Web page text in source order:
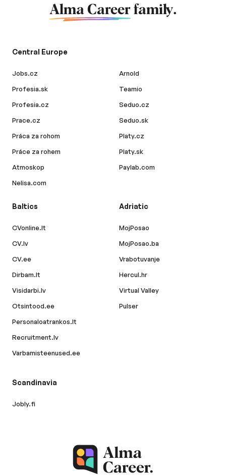
Alma Career family.
Central Europe
Jobs.cz
Profesia.sk
Profesia.cz
Prace.cz
Práca za rohom
Práce za rohem
Atmoskop
Nelisa.com
Arnold
Teamio
Seduo.cz
Seduo.sk
Platy.cz
Platy.sk
Paylab.com
Baltics
CVonline.lt
CV.lv
CV.ee
Dirbam.lt
Visidarbi.lv
Otsintood.ee
Personaloatrankos.lt
Recruitment.lv
Varbamisteenused.ee
Adriatic
MojPosao
MojPosao.ba
Vrabotuvanje
Hercul.hr
Virtual Valley
Pulser
Scandinavia
Jobly.fi